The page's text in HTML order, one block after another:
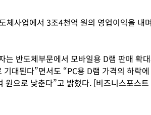
체사업에서 3조4천억 원의 영업이익을 내
는 반도체부문에서 모바일용 D램 판매 확
기대된다”면서도 “PC용 D램 가격의 하락
원으로 낮춘다”고 밝혔다. [비즈니스포스